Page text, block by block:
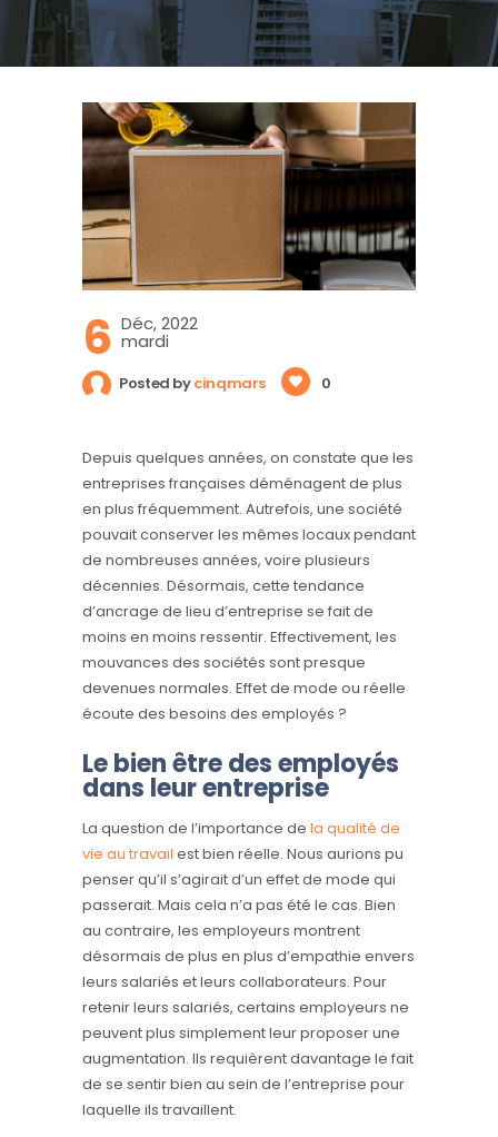
6 Déc, 2022
mardi
Posted bycinqmars 0
Depuis quelques années, on constate que les
entreprises françaises déménagent de plus
en plus fréquemment. Autrefois, une société
pouvait conserver les mêmes locaux pendant
de nombreuses années, voire plusieurs
décennies. Désormais, cette tendance
d’ancrage de lieu d’entreprise se fait de
moins en moins ressentir. Effectivement, les
mouvances des sociétés sont presque
devenues normales. Effet de mode ou réelle
écoute des besoins des employés ?
Le bien être des employés
dans leur entreprise
La question de l’importance de la qualité de
vie au travail est bien réelle. Nous aurions pu
penser qu’il s’agirait d’un effet de mode qui
passerait. Mais cela n’a pas été le cas. Bien
au contraire, les employeurs montrent
désormais de plus en plus d’empathie envers
leurs salariés et leurs collaborateurs. Pour
retenir leurs salariés, certains employeurs ne
peuvent plus simplement leur proposer une
augmentation. Ils requièrent davantage le fait
de se sentir bien au sein de l’entreprise pour
laquelle ils travaillent.